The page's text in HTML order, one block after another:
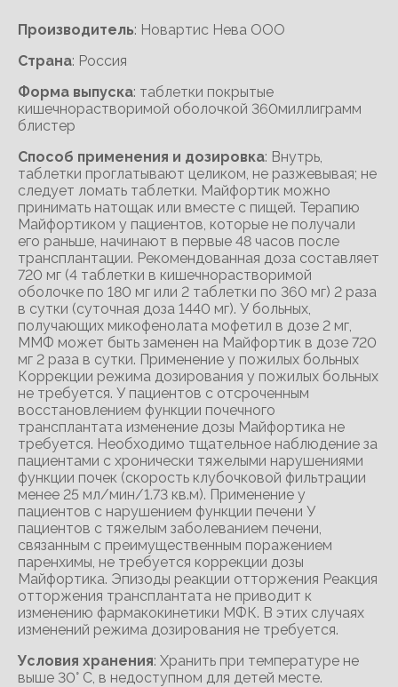
Производитель: Новартис Нева ООО
Cтрана: Россия
Форма выпуска: таблетки покрытые
кишечнорастворимой оболочкой 360миллиграмм
блистер
Способ применения и дозировка: Внутрь,
таблетки проглатывают целиком, не разжевывая; не
следует ломать таблетки. Майфортик можно
принимать натощак или вместе с пищей. Терапию
Майфортиком у пациентов, которые не получали
его раньше, начинают в первые 48 часов после
трансплантации. Рекомендованная доза составляет
720 мг (4 таблетки в кишечнорастворимой
оболочке по 180 мг или 2 таблетки по 360 мг) 2 раза
в сутки (суточная доза 1440 мг). У больных,
получающих микофенолата мофетил в дозе 2 мг,
ММФ может быть заменен на Майфортик в дозе 720
мг 2 раза в сутки. Применение у пожилых больных
Коррекции режима дозирования у пожилых больных
не требуется. У пациентов с отсроченным
восстановлением функции почечного
трансплантата изменение дозы Майфортика не
требуется. Необходимо тщательное наблюдение за
пациентами с хронически тяжелыми нарушениями
функции почек (скорость клубочковой фильтрации
менее 25 мл/мин/1.73 кв.м). Применение у
пациентов с нарушением функции печени У
пациентов с тяжелым заболеванием печени,
связанным с преимущественным поражением
паренхимы, не требуется коррекции дозы
Майфортика. Эпизоды реакции отторжения Реакция
отторжения трансплантата не приводит к
изменению фармакокинетики МФК. В этих случаях
изменений режима дозирования не требуется.
Условия хранения: Хранить при температуре не
выше 30° С, в недоступном для детей месте.